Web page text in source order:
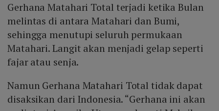
Gerhana Matahari Total terjadi ketika Bulan
melintas di antara Matahari dan Bumi,
sehingga menutupi seluruh permukaan
Matahari. Langit akan menjadi gelap seperti
fajar atau senja.
Namun Gerhana Matahari Total tidak dapat
disaksikan dari Indonesia. “Gerhana ini akan